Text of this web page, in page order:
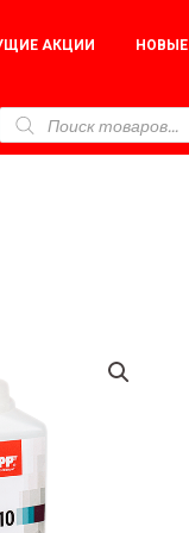
АКЦИИ